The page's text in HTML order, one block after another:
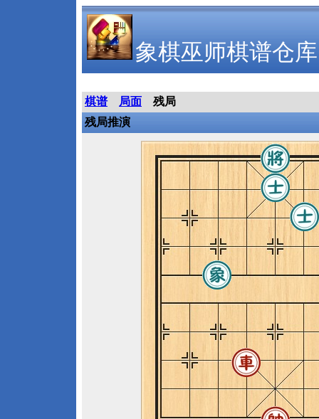
象棋巫师棋谱仓库
棋谱 局面
残局
残局推演